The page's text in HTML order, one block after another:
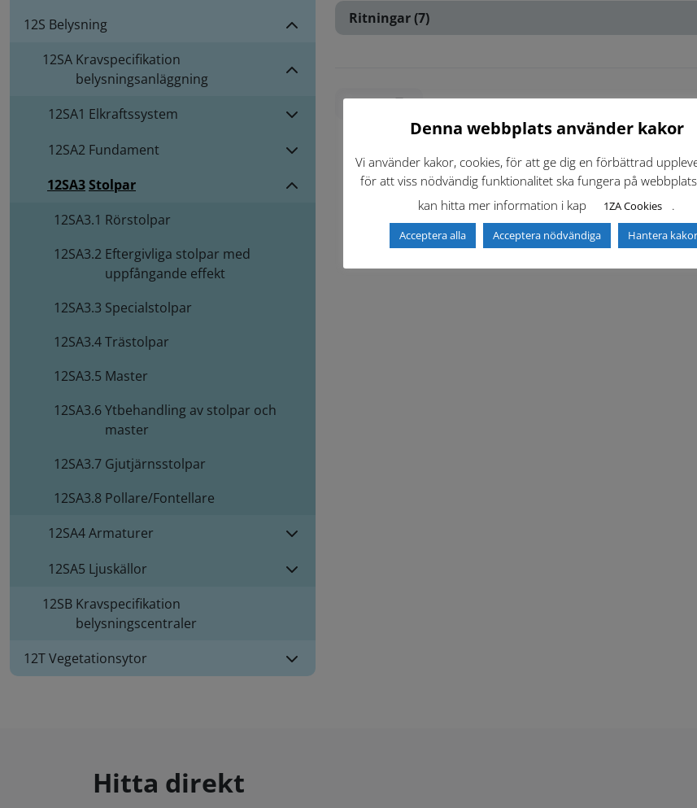
12S Belysning
12SA Kravspecifikation
belysningsanläggning
12SA1 Elkraftssystem
12SA2 Fundament
12SA3Stolpar
12SA3.1 Rörstolpar
12SA3.2 Eftergivliga stolpar med
uppfångande effekt
12SA3.3 Specialstolpar
12SA3.4Trästolpar
12SA3.5 Master
12SA3.6Ytbehandling av stolpar och
master
12SA3.7 Gjutjärnsstolpar
12SA3.8 Pollare/Fontellare
12SA4Armaturer
12SA5 Ljuskällor
12SB Kravspecifikation
belysningscentraler
12T Vegetationsytor
Ritningar (7)
Skriv ut
Hitta direkt
Denna webbplats använder kakor
Vi använder kakor, cookies, för att ge dig en förbättrad
för att viss nödvändig funktionalitet ska fungera på
kan hitta mer information i kap
1ZA Cookies .
Acceptera alla Acceptera nödvändiga Hantera kakor